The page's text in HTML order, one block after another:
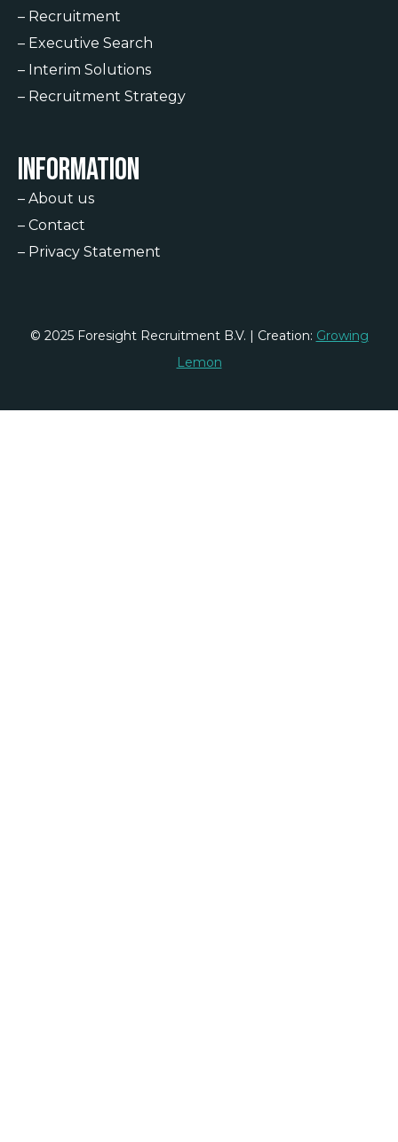
– Recruitment
– Executive Search
– Interim Solutions
– Recruitment Strategy
Information
– About us
– Contact
– Privacy Statement
© 2025 Foresight Recruitment B.V. | Creation: Growing
Lemon